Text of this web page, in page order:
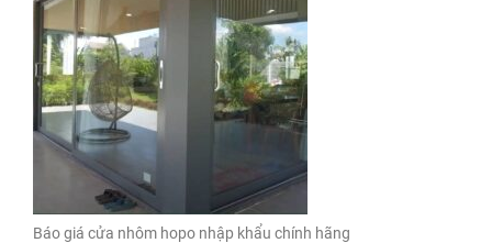
Báo giá cửa nhôm hopo nhập khẩu chính hãng